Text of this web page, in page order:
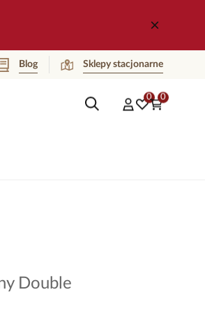
Blog Sklepy stacjonarne
0 0
Double